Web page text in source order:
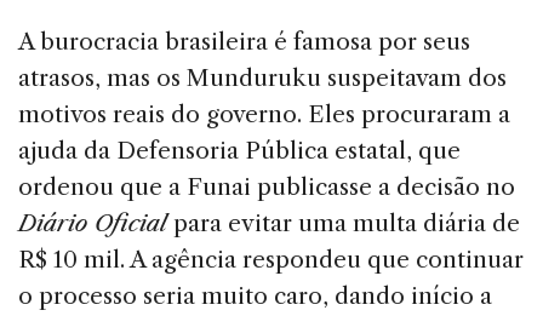
A burocracia brasileira é famosa por seus
atrasos, mas os Munduruku suspeitavam dos
motivos reais do governo. Eles procuraram a
ajuda da Defensoria Pública estatal, que
ordenou que a Funai publicasse a decisão no
Diário Oficialpara evitar uma multa diária de
R$ 10 mil. A agência respondeu que continuar
o processo seria muito caro, dando início a